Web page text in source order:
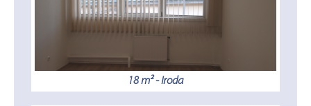
18 m² - Iroda